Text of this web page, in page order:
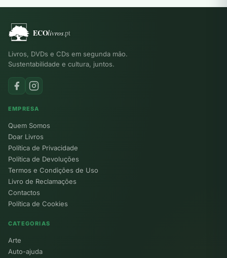
Livros, DVDs e CDs em segunda mão.
Sustentabilidade e cultura, juntos.
EMPRESA
Quem Somos
Doar Livros
Política de Privacidade
Política de Devoluções
Termos e Condições de Uso
Livro de Reclamações
Contactos
Política de Cookies
CATEGORIAS
Arte
Auto-ajuda